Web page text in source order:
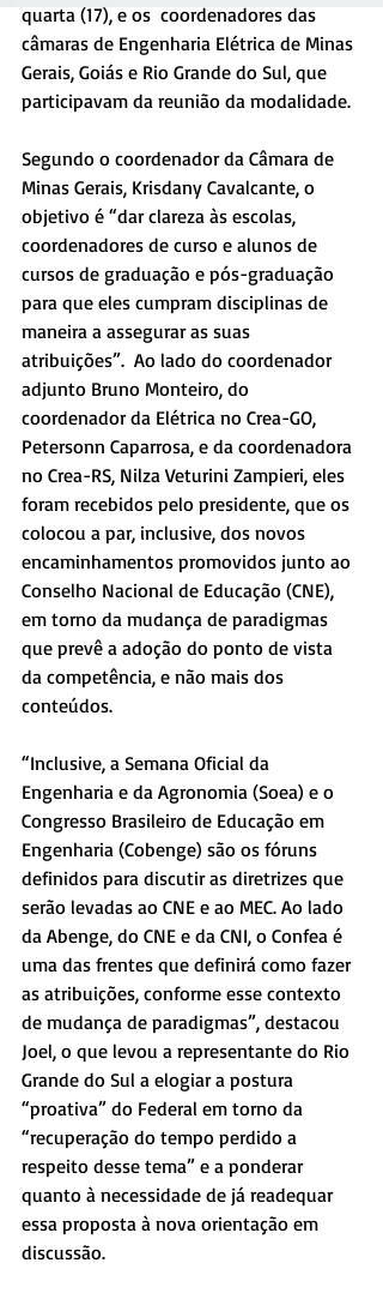
quarta (17), e os  coordenadores das
câmaras de Engenharia Elétrica de Minas
Gerais, Goiás e Rio Grande do Sul, que
participavam da reunião da modalidade.
Segundo o coordenador da Câmara de
Minas Gerais, Krisdany Cavalcante, o
objetivo é “dar clareza às escolas,
coordenadores de curso e alunos de
cursos de graduação e pós-graduação
para que eles cumpram disciplinas de
maneira a assegurar as suas
atribuições”.  Ao lado do coordenador
adjunto Bruno Monteiro, do
coordenador da Elétrica no Crea-GO,
Petersonn Caparrosa, e da coordenadora
no Crea-RS, Nilza Veturini Zampieri, eles
foram recebidos pelo presidente, que os
colocou a par, inclusive, dos novos
encaminhamentos promovidos junto ao
Conselho Nacional de Educação (CNE),
em torno da mudança de paradigmas
que prevê a adoção do ponto de vista
da competência, e não mais dos
conteúdos.
“Inclusive, a Semana Oficial da
Engenharia e da Agronomia (Soea) e o
Congresso Brasileiro de Educação em
Engenharia (Cobenge) são os fóruns
definidos para discutir as diretrizes que
serão levadas ao CNE e ao MEC. Ao lado
da Abenge, do CNE e da CNI, o Confea é
uma das frentes que definirá como fazer
as atribuições, conforme esse contexto
de mudança de paradigmas”, destacou
Joel, o que levou a representante do Rio
Grande do Sul a elogiar a postura
“proativa” do Federal em torno da
“recuperação do tempo perdido a
respeito desse tema” e a ponderar
quanto à necessidade de já readequar
essa proposta à nova orientação em
discussão.